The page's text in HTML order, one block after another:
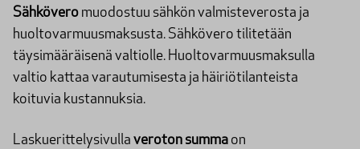
Sähkövero muodostuu sähkön valmisteverosta ja
huoltovarmuusmaksusta. Sähkövero tilitetään
täysimääräisenä valtiolle. Huoltovarmuusmaksulla
valtio kattaa varautumisesta ja häiriötilanteista
koituvia kustannuksia.
Laskuerittelysivulla veroton summa on